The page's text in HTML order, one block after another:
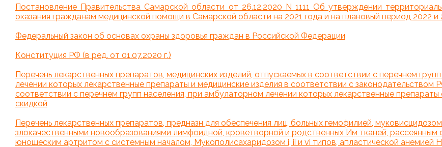
Постановление Правительства Самарской области от 26.12.2020 N 1111 Об утверждении
оказания гражданам медицинской помощи в Самарской области на 2021 года и на плановый период 2022 и
Федеральный закон об основах охраны здоровья граждан в Российской Федерации
Конституция РФ (в ред. от 01.07.2020 г.)
Перечень лекарственных препаратов, медицинских изделий, отпускаемых в соответствии с перечнем
лечении которых лекарственные препараты и медицинские изделия в соответствии с
соответствии с перечнем групп населения, при амбулаторном лечении которых лекарственные
скидкой
Перечень лекарственных препаратов, предназн для обеспечения лиц, больных гемофилией,
злокачественными новообразованиями лимфоидной, кроветворной и родственных Им тканей,
юношеским артритом с системным началом, Мукополисахаридозом i, ii и vi типов, апластической анемией